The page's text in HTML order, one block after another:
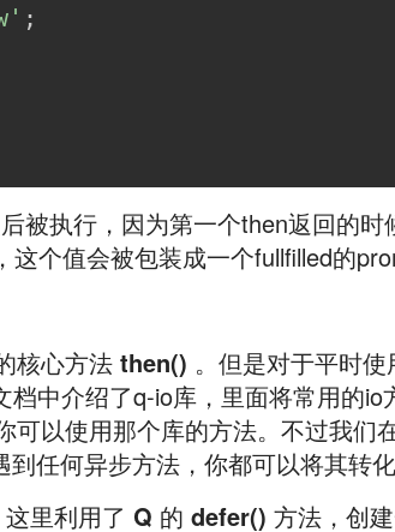
;
被执行，因为第一个then返回的时
个值会被包装成一个fullfilled的
核心方法 then() 。但是对于平时
中介绍了q-io库，里面将常用的io
以使用那个库的方法。不过我们
任何异步方法，你都可以将其转化
里利用了 Q 的 defer() 方法，创